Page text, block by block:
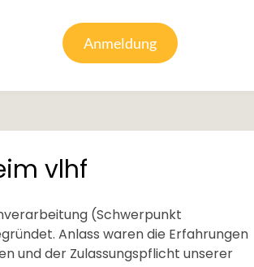
Anmeldung
vlhf
(Schwerpunkt
Anlass waren die Erfahrungen
und der Zulassungspflicht unserer